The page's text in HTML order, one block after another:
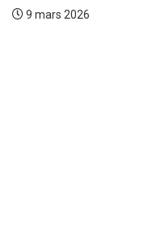
9 mars 2026